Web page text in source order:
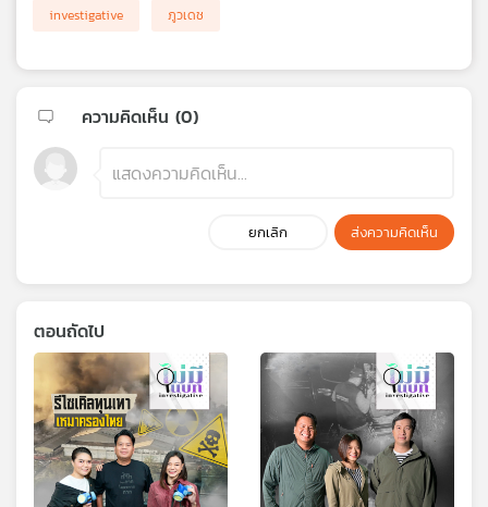
investigative
ภูวเดช
ความคิดเห็น (0)
ยกเลิก ส่งความคิดเห็น
ตอนถัดไป